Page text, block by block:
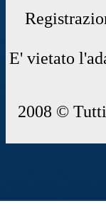
E' vietato
2008 ©